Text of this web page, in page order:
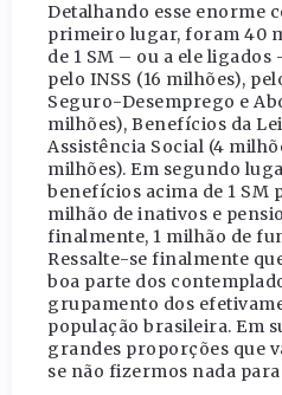
Detalhando esse enorme
primeiro lugar, foram 40
de 1 SM – ou a ele
pelo INSS (16 milhões),
Seguro-Desemprego e
milhões), Benefícios da
Assistência Social (4
milhões). Em segundo
benefícios acima de 1 SM
milhão de inativos e
finalmente, 1 milhão de
Ressalte-se finalmente
boa parte dos
grupamento dos
população brasileira. Em
grandes proporções que
se não fizermos nada